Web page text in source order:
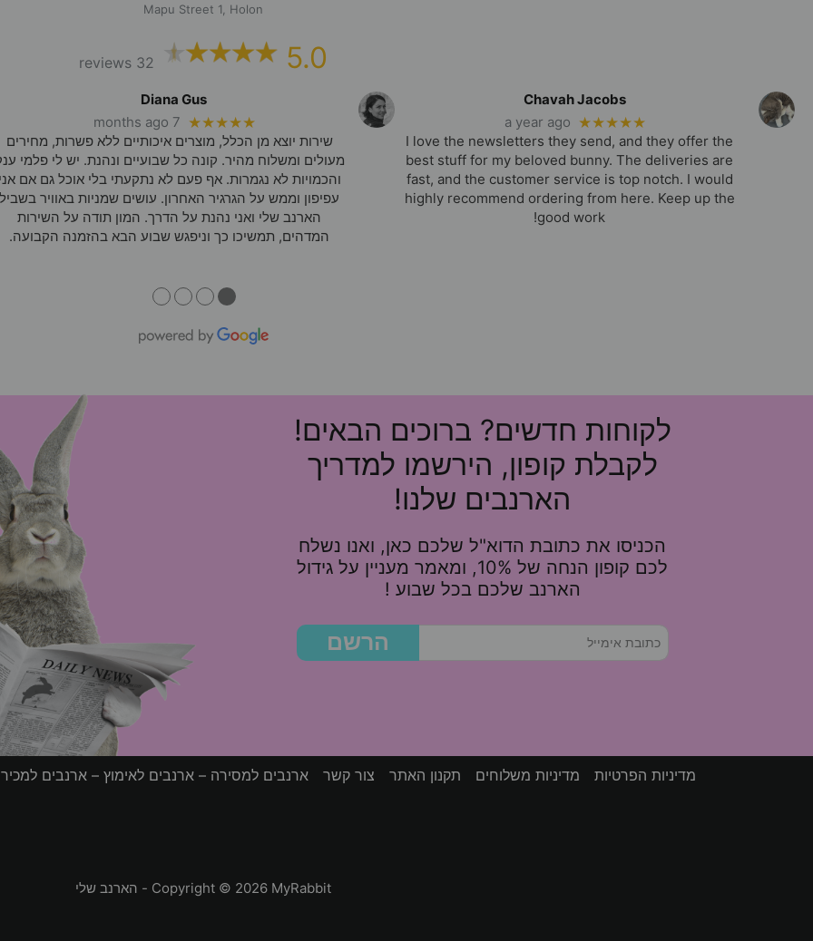
Mapu Street 1, Holon
5.0
32 reviews
Chavah Jacobs
★★★★★
a year ago
I love the newsletters they send, and they offer the
best stuff for my beloved bunny. The deliveries are
fast, and the customer service is top notch. I would
highly recommend ordering from here. Keep up the
good work!
Diana Gus
★★★★★
7 months ago
שירות יוצא מן הכלל, מוצרים איכותיים ללא פשרות, מחירים
מעולים ומשלוח מהיר. קונה כל שבועיים ונהנת. יש לי פלמי
והכמויות לא נגמרות. אף פעם לא נתקעתי בלי אוכל גם אם
עפיפון וממש על הגרגיר האחרון. עושים שמניות באוויר בשביל
הארנב שלי ואני נהנת על הדרך. המון תודה על השירות
המדהים, תמשיכו כך וניפגש שבוע הבא בהזמנה הקבועה.
●
●
●
●
לקוחות חדשים? ברוכים הבאים!
לקבלת קופון, הירשמו למדריך
הארנבים שלנו!
הכניסו את כתובת הדוא"ל שלכם כאן, ואנו נשלח
לכם קופון הנחה של 10%, ומאמר מעניין על גידול
הארנב שלכם בכל שבוע !
הרשם
מדיניות הפרטיות מדיניות משלוחים תקנון האתר צור קשר ארנבים למסירה – ארנבים לאימוץ – ארנבים
Copyright © 2026 MyRabbit - הארנב שלי